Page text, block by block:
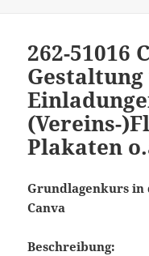
262-51016
(Vereins-
Plakaten
Grundlagenkurs in
Canva
Beschreibung: